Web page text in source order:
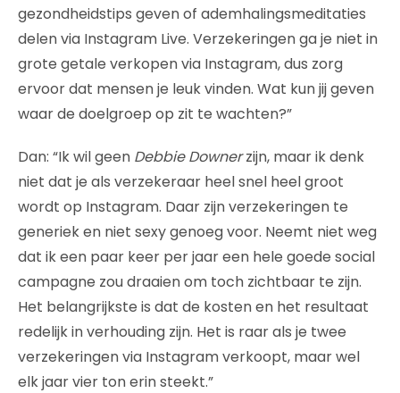
gezondheidstips geven of ademhalingsmeditaties
delen via Instagram Live. Verzekeringen ga je niet in
grote getale verkopen via Instagram, dus zorg
ervoor dat mensen je leuk vinden. Wat kun jij geven
waar de doelgroep op zit te wachten?”
Dan: “Ik wil geen Debbie Downerzijn, maar ik denk
niet dat je als verzekeraar heel snel heel groot
wordt op Instagram. Daar zijn verzekeringen te
generiek en niet sexy genoeg voor. Neemt niet weg
dat ik een paar keer per jaar een hele goede social
campagne zou draaien om toch zichtbaar te zijn.
Het belangrijkste is dat de kosten en het resultaat
redelijk in verhouding zijn. Het is raar als je twee
verzekeringen via Instagram verkoopt, maar wel
elk jaar vier ton erin steekt.”